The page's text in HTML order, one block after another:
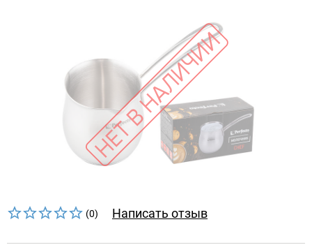
(0) Написать отзыв